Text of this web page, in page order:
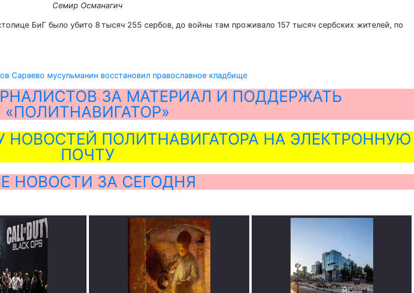
Семир Османагич
БиГ было убито 8 тысяч 255 сербов, до войны там проживало 157 тысяч сербских жителей, по
Сараево мусульманин восстановил православное кладбище
ЗА МАТЕРИАЛ И ПОДДЕРЖАТЬ
«ПОЛИТНАВИГАТОР»
ПОЛИТНАВИГАТОРА НА ЭЛЕКТРОННУЮ
ПОЧТУ
НОВОСТИ ЗА СЕГОДНЯ